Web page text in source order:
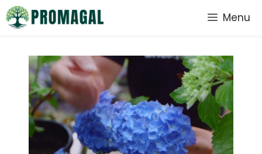
Saltar
al
Menu